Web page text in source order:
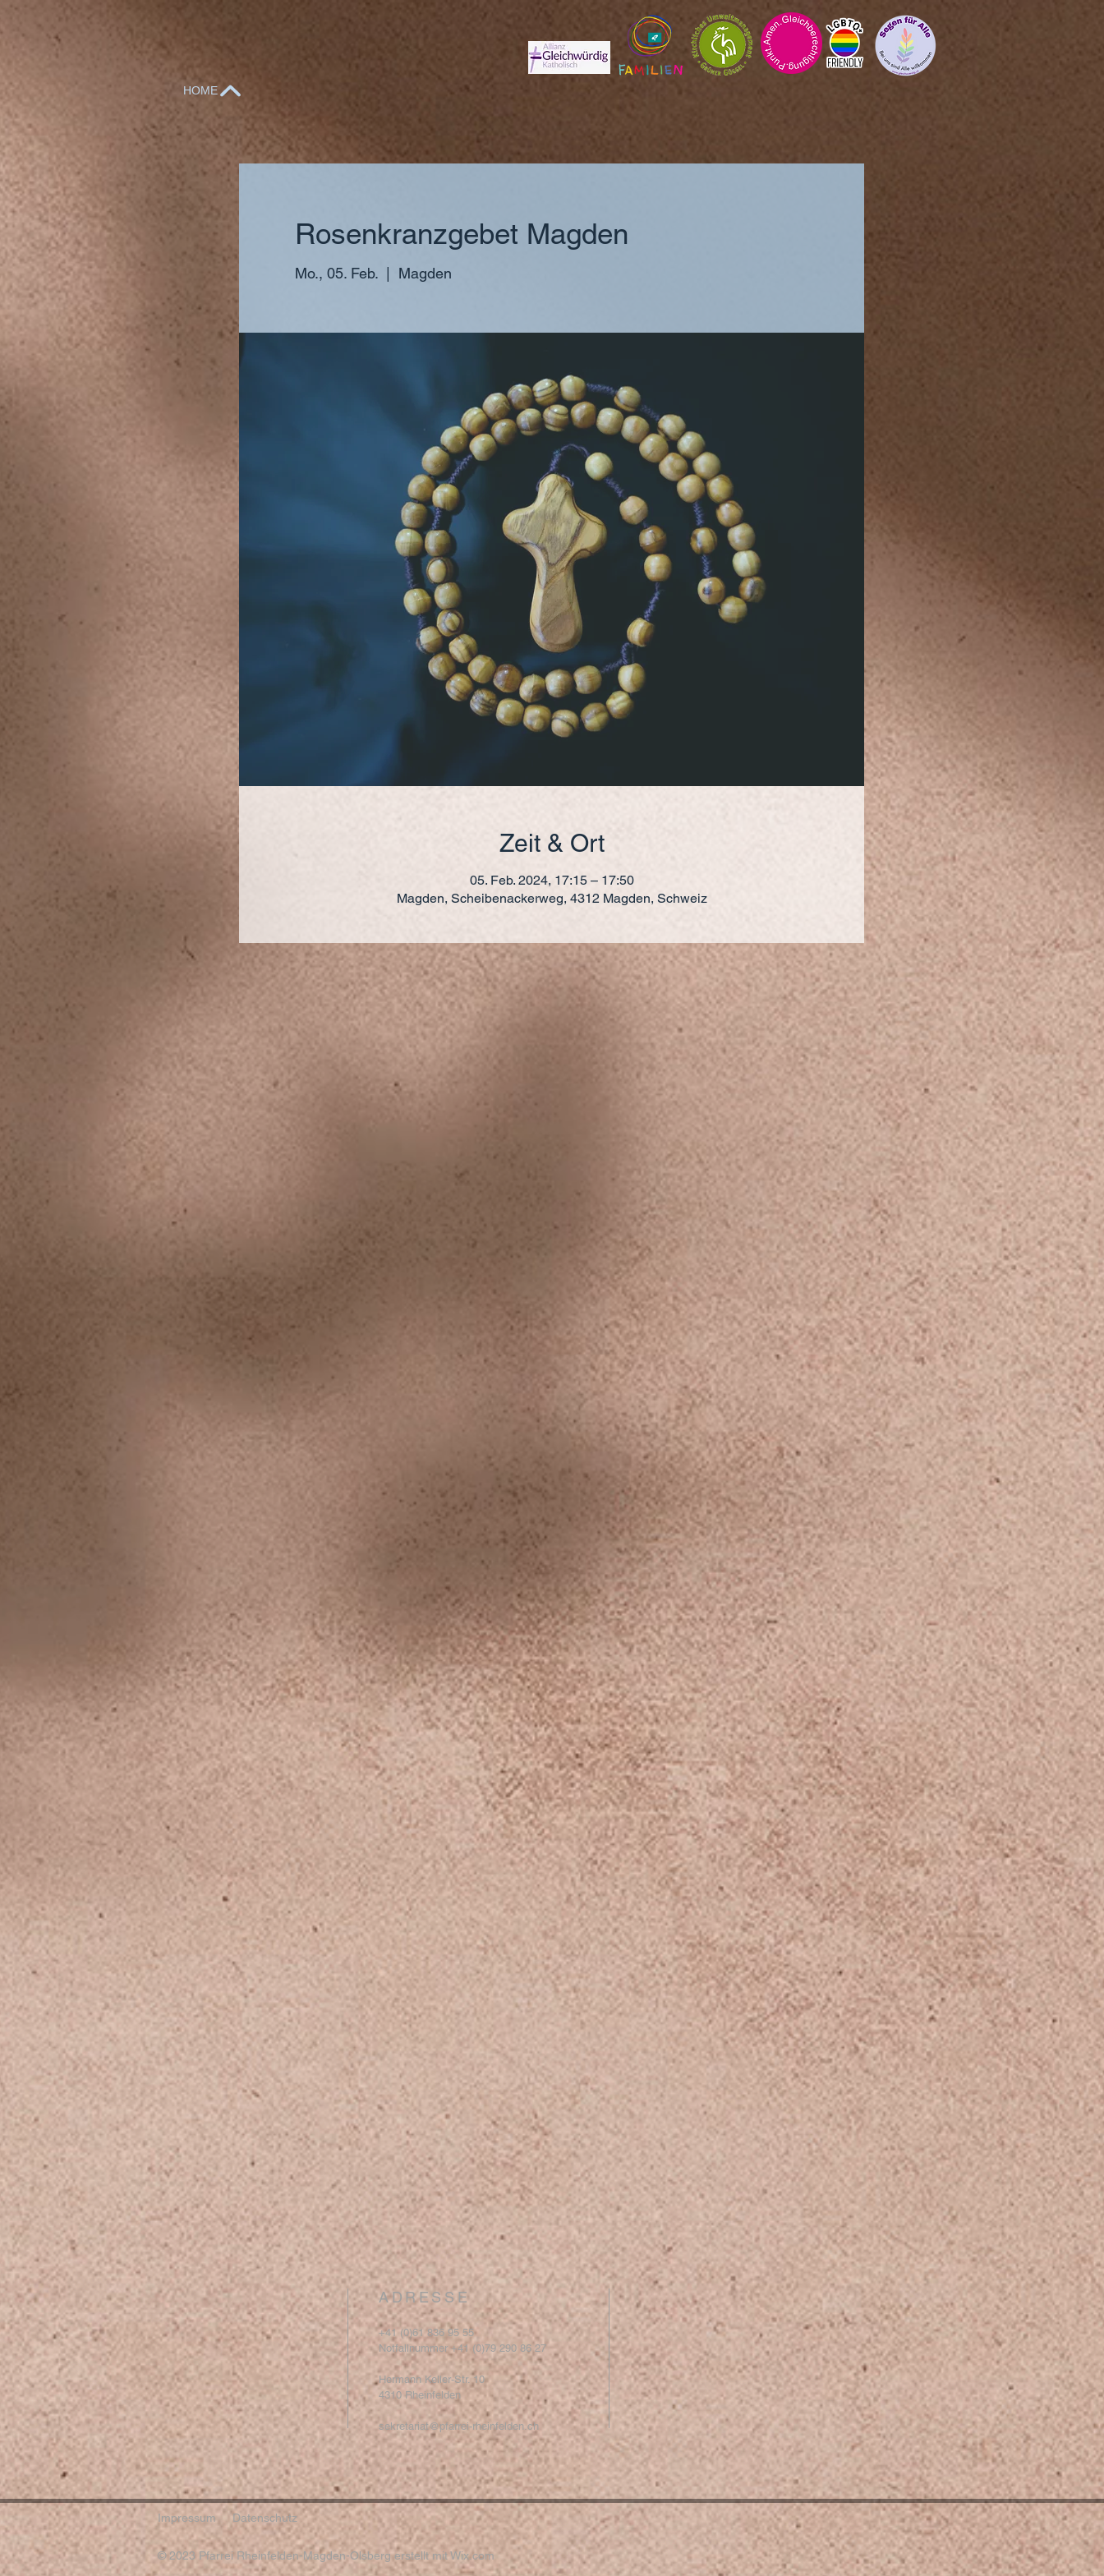
HOME
Rosenkranzgebet Magden
Mo., 05. Feb. Magden
Zeit & Ort
05. Feb. 2024, 17:15 – 17:50
Magden, Scheibenackerweg, 4312 Magden, Schweiz
ADRESSE
+41 (0)61 836 95 55
Notfallnummer +41 (0)79 290 86 27
Hermann Keller-Str. 10
4310 Rheinfelden
sekretariat@pfarrei-rheinfelden.ch
Impressum Datenschutz
© 2023 Pfarrei Rheinfelden-Magden-Olsberg erstellt mitWix.com